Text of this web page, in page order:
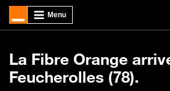
La Fibre Orange
Feucherolles (78).